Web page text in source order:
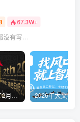
67.3W+
没有写...
【延期至2026年2月9日17:00】2025国文奖-两岸青年非遗文创大赛